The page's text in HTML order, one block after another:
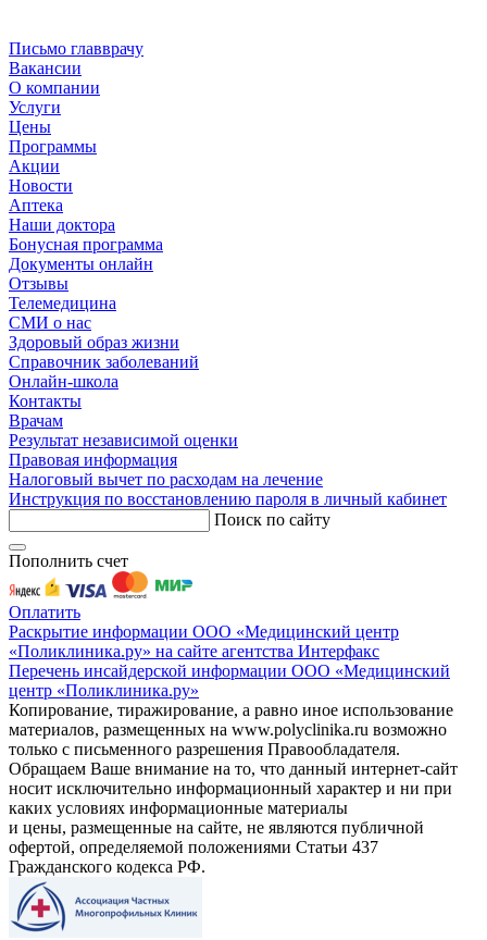
Письмо главврачу
Вакансии
О компании
Услуги
Цены
Программы
Акции
Новости
Аптека
Наши доктора
Бонусная программа
Документы онлайн
Отзывы
Телемедицина
СМИ о нас
Здоровый образ жизни
Справочник заболеваний
Онлайн-школа
Контакты
Врачам
Результат независимой оценки
Правовая информация
Налоговый вычет по расходам на лечение
Инструкция по восстановлению пароля в личный кабинет
Поиск по сайту
Пополнить счет
Оплатить
Раскрытие информации ООО «Медицинский центр
«Поликлиника.ру» на сайте агентства Интерфакс
Перечень инсайдерской информации ООО «Медицинский
центр «Поликлиника.ру»
Копирование, тиражирование, а равно иное использование
материалов, размещенных на www.polyclinika.ru возможно
только с письменного разрешения Правообладателя.
Обращаем Ваше внимание на то, что данный интернет-сайт
носит исключительно информационный характер и ни при
каких условиях информационные материалы
и цены, размещенные на сайте, не являются публичной
офертой, определяемой положениями Статьи 437
Гражданского кодекса РФ.